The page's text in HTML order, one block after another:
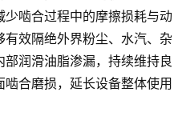
啮合过程中的摩擦损耗与动
效隔绝外界粉尘、水汽、杂
润滑油脂渗漏，持续维持良
合磨损，延长设备整体使用